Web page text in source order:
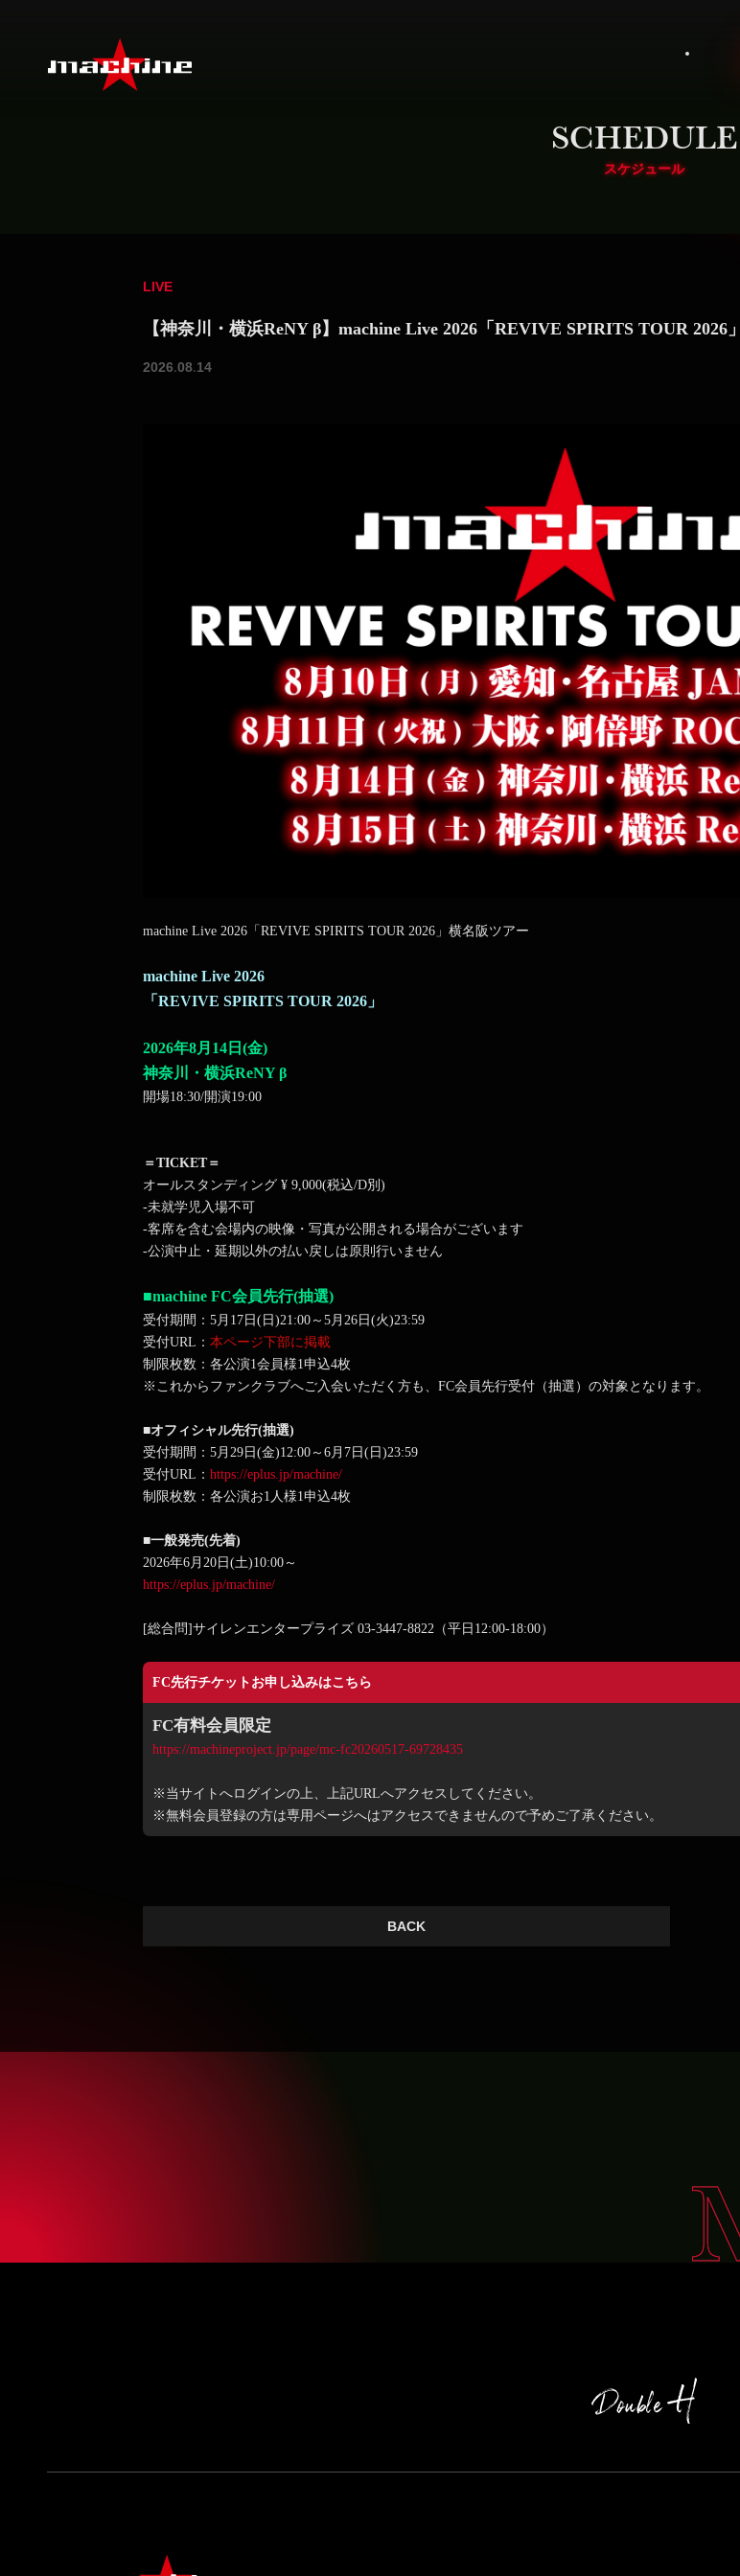
SCHEDULE
スケジュール
LIVE
【神奈川・横浜ReNY β】machine Live 2026「REVIVE SPIRITS TOUR 2026」
2026.08.14
machine Live 2026「REVIVE SPIRITS TOUR 2026」横名阪ツアー
machine Live 2026
「REVIVE SPIRITS TOUR 2026」
2026年8月14日(金)
神奈川・横浜ReNY β
開場18:30/開演19:00
＝TICKET＝
オールスタンディング ¥ 9,000(税込/D別)
-未就学児入場不可
-客席を含む会場内の映像・写真が公開される場合がございます
-公演中止・延期以外の払い戻しは原則行いません
■machine FC会員先行(抽選)
受付期間：5月17日(日)21:00～5月26日(火)23:59
受付URL： 本ページ下部に掲載
制限枚数：各公演1会員様1申込4枚
※これからファンクラブへご入会いただく方も、FC会員先行受付（抽選）の対象となります。
■オフィシャル先行(抽選)
受付期間：5月29日(金)12:00～6月7日(日)23:59
受付URL： https://eplus.jp/machine/
制限枚数：各公演お1人様1申込4枚
■一般発売(先着)
2026年6月20日(土)10:00～
https://eplus.jp/machine/
[総合問]サイレンエンタープライズ 03-3447-8822（平日12:00-18:00）
FC先行チケットお申し込みはこちら
FC有料会員限定
https://machineproject.jp/page/mc-fc20260517-69728435
※当サイトへログインの上、上記URLへアクセスしてください。
※無料会員登録の方は専用ページへはアクセスできませんので予めご了承ください。
BACK